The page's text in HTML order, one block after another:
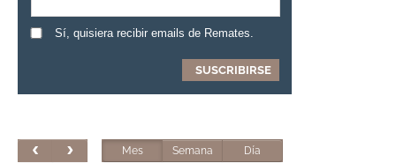
Sí, quisiera recibir emails de Remates.
Mes Semana Día